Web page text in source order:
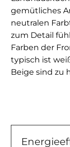
gemütliches
neutralen
zum Detail
Farben der
typisch ist
Beige sind zu